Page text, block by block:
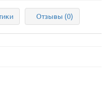
Отзывы (0)